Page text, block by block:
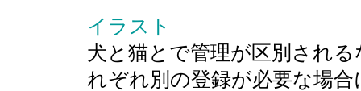
イラスト
犬と猫とで管理が区別される
れぞれ別の登録が必要な場合